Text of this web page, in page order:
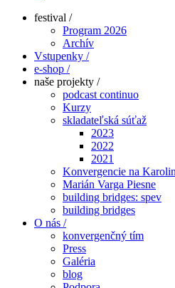
festival /
Program 2026
Archív
Vstupenky /
e-shop /
naše projekty /
podcast continuo
Kurzy
skladateľská súťaž
2023
2022
2021
Konvergencie na
Marián Varga Piesne
building bridges: spev
building bridges
O nás /
konvergenčný tím
Press
Galéria
blog